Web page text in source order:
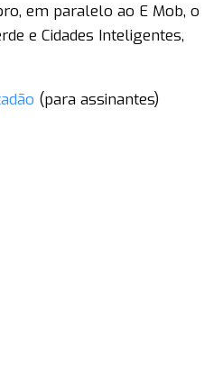
em paralelo ao E Mob, o
e Cidades Inteligentes,
(para assinantes)